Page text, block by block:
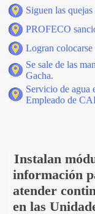
Siguen las
PROFECO
Logran
Se sale de las
Gacha.
Servicio de agua
Empleado de
Instalan
información
atender
en las